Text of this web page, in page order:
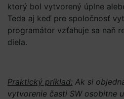
ktorý bol vytvorený úplne
Teda aj keď pre spoločnosť
programátor vzťahuje sa naň
diela.
Praktický príklad: Ak si
vytvorenie časti SW osobitne